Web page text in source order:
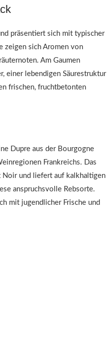
präsentiert sich mit typischer
zeigen sich Aromen von
Am Gaumen
einer lebendigen Säurestruktur
frischen, fruchtbetonten
Dupre aus der Bourgogne
Frankreichs. Das
Noir und liefert auf kalkhaltigen
anspruchsvolle Rebsorte.
mit jugendlicher Frische und